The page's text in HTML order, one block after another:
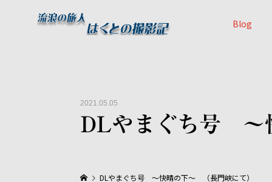
Blog
2021.05.05
DLやまぐち号 ～
DLやまぐち号 ～快晴の下～ （長門峡にて）